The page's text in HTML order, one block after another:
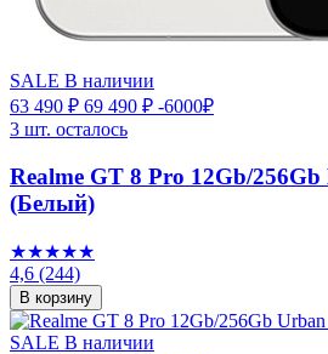
SALE В наличии
63 490 ₽ 69 490 ₽ -6000₽
3 шт. осталось
Realme GT 8 Pro 12Gb/
(Белый)
★★★★★
4,6 (244)
В корзину
SALE В наличии